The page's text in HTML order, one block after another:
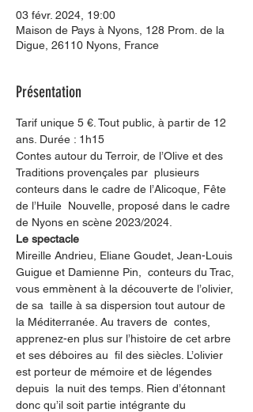
03 févr. 2024, 19:00
Maison de Pays à Nyons, 128 Prom. de la
Digue, 26110 Nyons, France
Présentation
Tarif unique 5 €. Tout public, à partir de 12
ans. Durée : 1h15
Contes autour du Terroir, de l’Olive et des
Traditions provençales par  plusieurs
conteurs dans le cadre de l’Alicoque, Fête
de l’Huile  Nouvelle, proposé dans le cadre
de Nyons en scène 2023/2024.
Le spectacle
Mireille Andrieu, Eliane Goudet, Jean-Louis
Guigue et Damienne Pin,  conteurs du Trac,
vous emmènent à la découverte de l’olivier,
de sa  taille à sa dispersion tout autour de
la Méditerranée. Au travers de  contes,
apprenez-en plus sur l’histoire de cet arbre
et ses déboires au  fil des siècles. L’olivier
est porteur de mémoire et de légendes
depuis  la nuit des temps. Rien d’étonnant
donc qu’il soit partie intégrante du